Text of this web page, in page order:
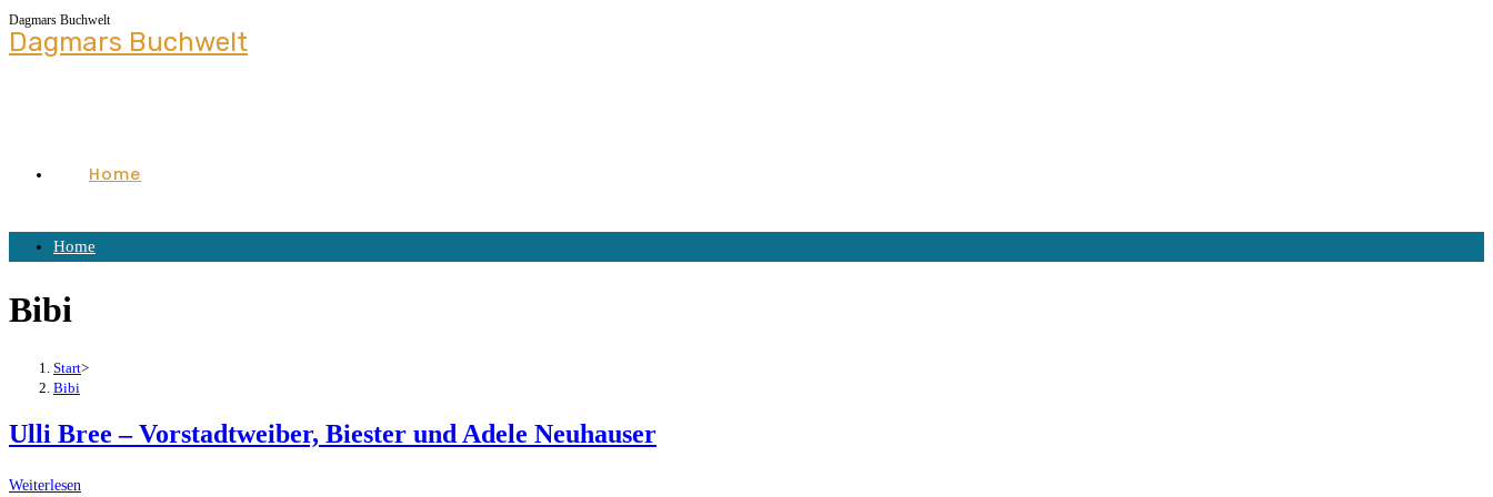
Zum
Inhalt
Dagmars Buchwelt
Dagmars Buchwelt
Home
Home
Bibi
Start>
Bibi
Ulli Bree – Vorstadtweiber, Biester und Adele Neuhauser
Weiterlesen